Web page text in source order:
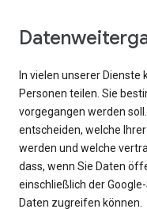
In vielen unserer
Personen teilen. Sie
vorgegangen werden
entscheiden, welche
werden und welche
dass, wenn Sie Daten
einschließlich der
Daten zugreifen können.